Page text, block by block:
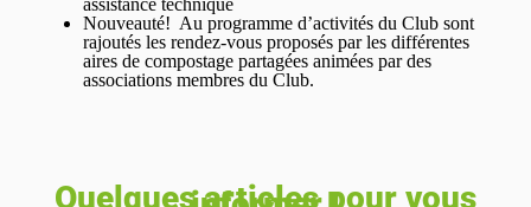
assistance technique
Nouveauté! Au programme d’activités du Club sont
rajoutés les rendez-vous proposés par les différentes
aires de compostage partagées animées par des
associations membres du Club.
Quelques articles pour vous